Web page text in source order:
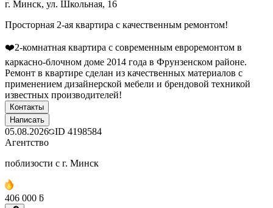
г. Минск, ул. Школьная, 16
Просторная 2-ая квартира с качественным ремонтом!
❤️2-комнатная квартира с современным евроремонтом в
каркасно-блочном доме 2014 года в Фрунзенском районе.
Ремонт в квартире сделан из качественных материалов с
применением дизайнерской мебели и брендовой техникой
известных производителей!
Контакты
Написать
05.08.2026 ID 4198584
Агентство
поблизости с г. Минск
406 000 ƃ